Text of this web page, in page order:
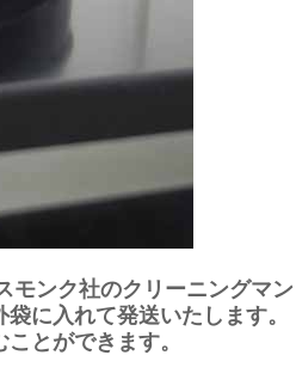
モンク社のクリーニングマン
に入れて発送いたします。
とができます。